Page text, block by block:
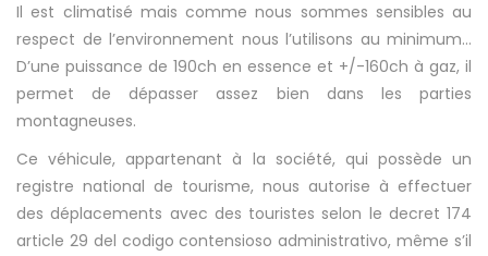
Il est climatisé mais comme nous sommes sensibles au
respect de l’environnement nous l’utilisons au minimum…
D’une puissance de 190ch en essence et +/-160ch à gaz, il
permet de dépasser assez bien dans les parties
montagneuses.
Ce véhicule, appartenant à la société, qui possède un
registre national de tourisme, nous autorise à effectuer
des déplacements avec des touristes selon le decret 174
article 29 del codigo contensioso administrativo, même s’il